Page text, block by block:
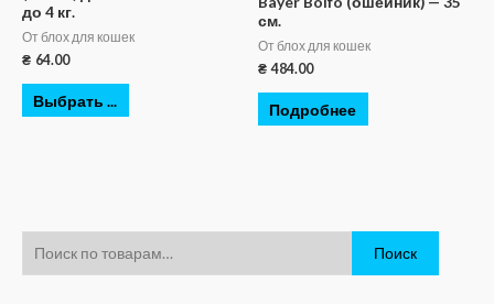
Поиск
до 4 кг.
От блох для кошек
₴ 64.00
Выбрать ...
см.
От блох для кошек
₴ 484.00
Подробнее